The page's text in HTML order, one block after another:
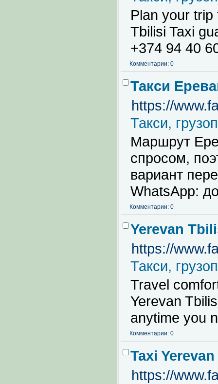
Plan your trip
Tbilisi Taxi
+374 94 40
Комментарии: 0
Такси
https://
Такси,
Маршрут
спросом,
вариант
WhatsApp:
Комментарии: 0
Yerevan
https://
Такси,
Travel
Yerevan
anytime you
Комментарии: 0
Taxi
https://